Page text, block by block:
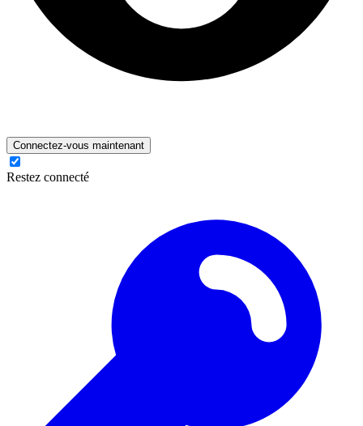
Connectez-vous maintenant
Restez connecté